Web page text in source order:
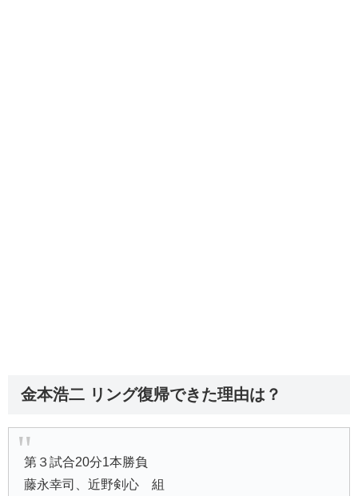
金本浩二 リング復帰できた理由は？
第３試合20分1本勝負
藤永幸司、近野剣心 組